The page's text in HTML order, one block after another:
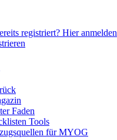
registriert? Hier anmelden
Faden
Tools
für MYOG